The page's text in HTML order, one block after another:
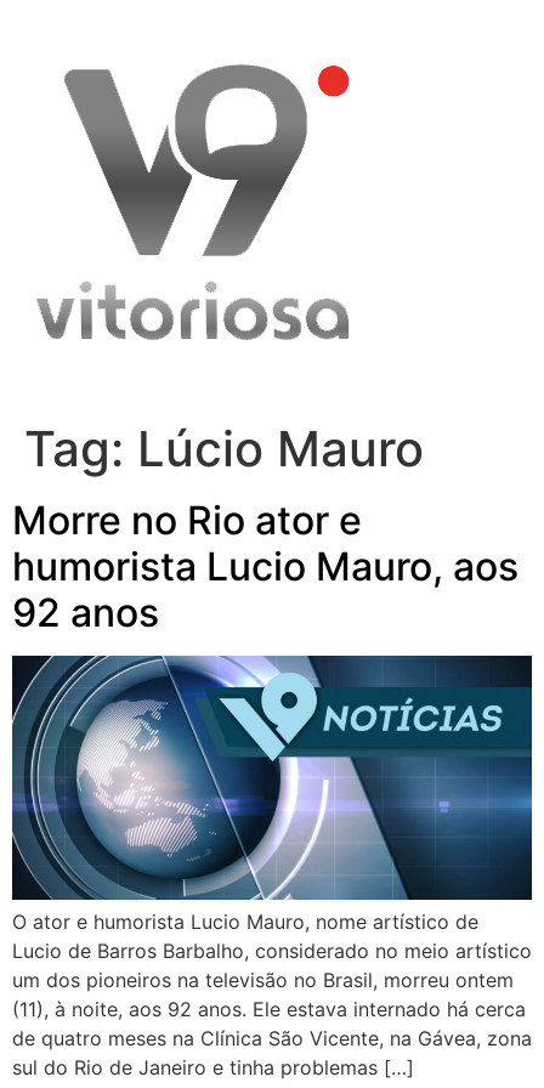
content
Tag: Lúcio Mauro
Morre no Rio ator e
humorista Lucio Mauro, aos
92 anos
O ator e humorista Lucio Mauro, nome artístico de
Lucio de Barros Barbalho, considerado no meio artístico
um dos pioneiros na televisão no Brasil, morreu ontem
(11), à noite, aos 92 anos. Ele estava internado há cerca
de quatro meses na Clínica São Vicente, na Gávea, zona
sul do Rio de Janeiro e tinha problemas […]